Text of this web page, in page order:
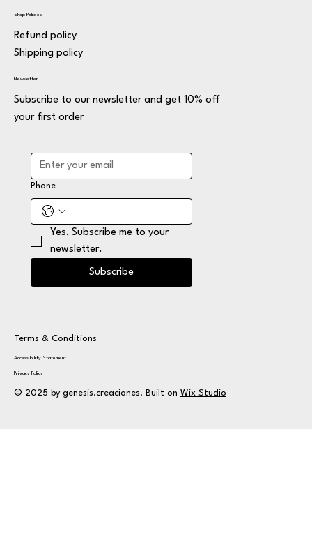
Shop Policies
Refund policy
Shipping policy
Newsletter
Subscribe to our newsletter and get 10% off
your first order
Phone
Yes, Subscribe me to your
newsletter.
Subscribe
Terms & Conditions
Privacy Policy
Accessibility Statement
© 2025 by genesis.creaciones. Built on Wix Studio